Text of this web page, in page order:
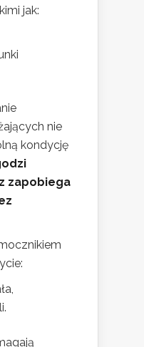
jak:
nie
kondycję
zapobiega